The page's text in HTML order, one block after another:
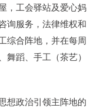
，工会驿站及爱心妈
询服务，法律维权和
综合阵地，并在每周
蹈、手工（茶艺）
想政治引领主阵地的